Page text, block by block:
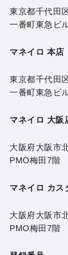
東京都千代田
一番町東急ビ
マネイロ 本店
東京都千代田
一番町東急ビ
マネイロ 大阪
大阪府大阪市
PMO梅田7階
マネイロ カス
大阪府大阪市
PMO梅田7階